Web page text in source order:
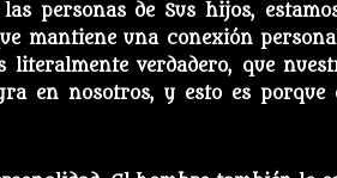
personas de Sus hijos,
mantiene una conexión
literalmente verdadero, que
en nosotros, y esto es porque